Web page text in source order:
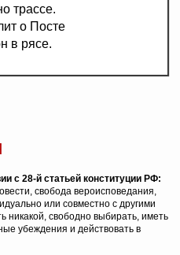
трассе.
о Посте
в рясе.
с 28-й статьей конституции РФ:
свобода вероисповедания,
или совместно с другими
никакой, свободно выбирать, иметь
убеждения и действовать в